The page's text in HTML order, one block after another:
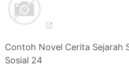
Contoh Novel Cerita Sejarah
Sosial 24